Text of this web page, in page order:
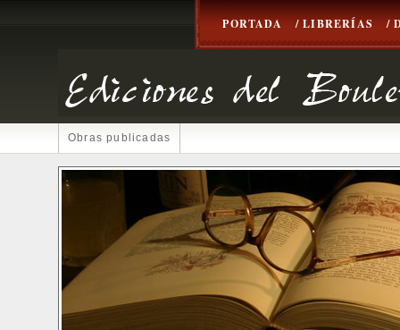
PORTADA / LIBRERÍAS /
Obras publicadas